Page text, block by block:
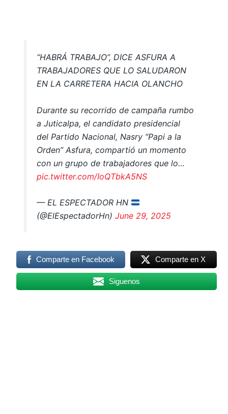
“HABRÁ TRABAJO”, DICE ASFURA A
TRABAJADORES QUE LO SALUDARON
EN LA CARRETERA HACIA OLANCHO
Durante su recorrido de campaña rumbo
a Juticalpa, el candidato presidencial
del Partido Nacional, Nasry “Papi a la
Orden” Asfura, compartió un momento
con un grupo de trabajadores que lo…
pic.twitter.com/IoQTbkA5NS
— EL ESPECTADOR HN
(@ElEspectadorHn) June 29, 2025
Comparte en Facebook Comparte en X
Siguenos